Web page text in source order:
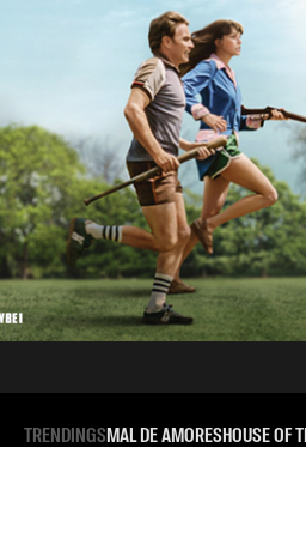
TRENDINGSMAL DE AMORESHOUSE OF